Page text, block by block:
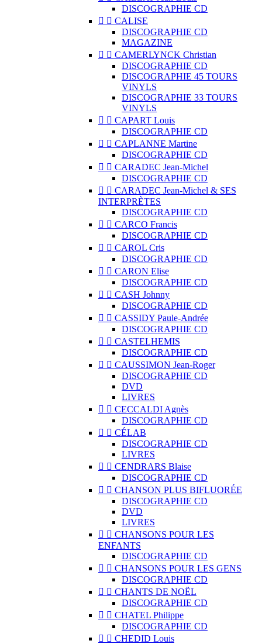
DISCOGRAPHIE CD
  CALISE
DISCOGRAPHIE CD
MAGAZINE
  CAMERLYNCK Christian
DISCOGRAPHIE CD
DISCOGRAPHIE 45 TOURS
VINYLS
DISCOGRAPHIE 33 TOURS
VINYLS
  CAPART Louis
DISCOGRAPHIE CD
  CAPLANNE Martine
DISCOGRAPHIE CD
  CARADEC Jean-Michel
DISCOGRAPHIE CD
  CARADEC Jean-Michel & SES
INTERPRÈTES
DISCOGRAPHIE CD
  CARCO Francis
DISCOGRAPHIE CD
  CAROL Cris
DISCOGRAPHIE CD
  CARON Elise
DISCOGRAPHIE CD
  CASH Johnny
DISCOGRAPHIE CD
  CASSIDY Paule-Andrée
DISCOGRAPHIE CD
  CASTELHEMIS
DISCOGRAPHIE CD
  CAUSSIMON Jean-Roger
DISCOGRAPHIE CD
DVD
LIVRES
  CECCALDI Agnès
DISCOGRAPHIE CD
  CÉLAB
DISCOGRAPHIE CD
LIVRES
  CENDRARS Blaise
DISCOGRAPHIE CD
  CHANSON PLUS BIFLUORÉE
DISCOGRAPHIE CD
DVD
LIVRES
  CHANSONS POUR LES
ENFANTS
DISCOGRAPHIE CD
  CHANSONS POUR LES GENS
DISCOGRAPHIE CD
  CHANTS DE NOËL
DISCOGRAPHIE CD
  CHATEL Philippe
DISCOGRAPHIE CD
  CHEDID Louis